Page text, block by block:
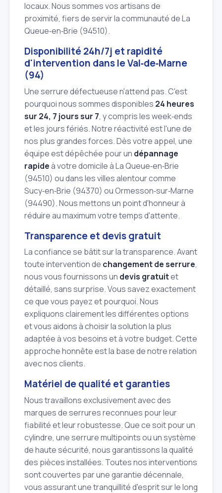
locaux. Nous sommes vos artisans de
proximité, fiers de servir la communauté de La
Queue‑en‑Brie (94510).
Disponibilité 24h/7j et rapidité
d'intervention dans le Val‑de‑Marne
(94)
Une serrure défectueuse n'attend pas. C'est
pourquoi nous sommes disponibles 24 heures
sur 24, 7 jours sur 7, y compris les week‑ends
et les jours fériés. Notre réactivité est l'une de
nos plus grandes forces. Dès votre appel, une
équipe est dépêchée pour un dépannage
rapideà votre domicile à La Queue‑en‑Brie
(94510) ou dans les villes alentour comme
Sucy‑en‑Brie (94370) ou Ormesson‑sur‑Marne
(94490). Nous mettons un point d'honneur à
réduire au maximum votre temps d'attente.
Transparence et devis gratuit
La confiance se bâtit sur la transparence. Avant
toute intervention de changement de serrure,
nous vous fournissons un devis gratuitet
détaillé, sans surprise. Vous savez exactement
ce que vous payez et pourquoi. Nous
expliquons clairement les différentes options
et vous aidons à choisir la solution la plus
adaptée à vos besoins et à votre budget. Cette
approche honnête est la base de notre relation
avec nos clients.
Matériel de qualité et garanties
Nous travaillons exclusivement avec des
marques de serrures reconnues pour leur
fiabilité et leur robustesse. Que ce soit pour un
cylindre, une serrure multipoints ou un système
de haute sécurité, nous garantissons la qualité
des pièces installées. Toutes nos interventions
sont couvertes par une garantie décennale,
vous assurant une tranquillité d'esprit sur le long